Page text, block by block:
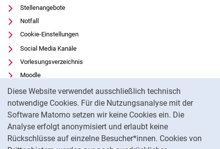
Diese Website verwendet ausschließlich technisch
notwendige Cookies. Für die Nutzungsanalyse mit der
Software Matomo setzen wir keine Cookies ein. Die
Analyse erfolgt anonymisiert und erlaubt keine
Rückschlüsse auf einzelne Besucher*innen. Cookies von
Stellenangebote
Notfall
Cookie-Einstellungen
Social Media Kanäle
Vorlesungsverzeichnis
Moodle
Panopto
Universitätsbibliothek
Datenschutz
Barrierefreiheit
Transparenter KI-Einsatz